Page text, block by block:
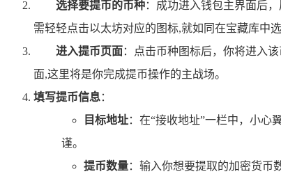
选择要提币的币种：成功进入钱包主界面后
需轻轻点击以太坊对应的图标,就如同在宝藏库中
进入提币页面：点击币种图标后，你将进入
面,这里将是你完成提币操作的主战场。
填写提币信息：
目标地址：在“接收地址”一栏中，小心
谨。
提币数量：输入你想要提取的加密货币